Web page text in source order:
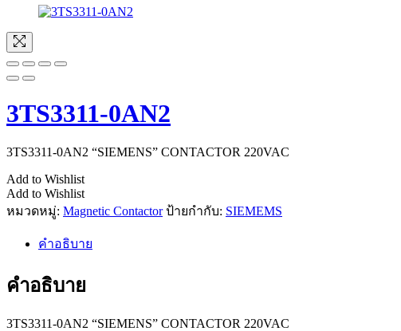
3TS3311-0AN2
3TS3311-0AN2 “SIEMENS” CONTACTOR 220VAC
Add to Wishlist
Add to Wishlist
หมวดหมู่: Magnetic Contactor ป้ายกำกับ: SIEMEMS
คำอธิบาย
คำอธิบาย
3TS3311-0AN2 “SIEMENS” CONTACTOR 220VAC